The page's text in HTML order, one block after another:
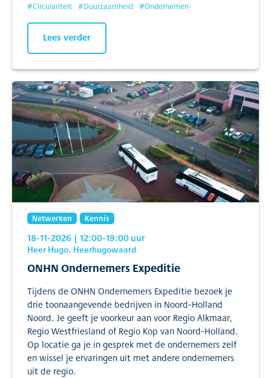
#Circulariteit #Duurzaamheid #Ondernemen
Lees verder
Netwerken Kennis
18-11-2026 | 12:00-19:00uur
Heer Hugo, Heerhugowaard
ONHN Ondernemers Expeditie
Tijdens de ONHN Ondernemers Expeditie bezoek je
drie toonaangevende bedrijven in Noord-Holland
Noord. Je geeft je voorkeur aan voor Regio Alkmaar,
Regio Westfriesland of Regio Kop van Noord-Holland.
Op locatie ga je in gesprek met de ondernemers zelf
en wissel je ervaringen uit met andere ondernemers
uit de regio.